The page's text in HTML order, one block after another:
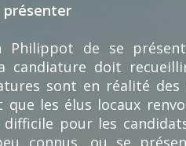
présenter
Philippot de se
candiature doit
sont en réalité
les élus locaux
pour les
connus, ou se